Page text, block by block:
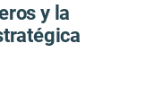
y la